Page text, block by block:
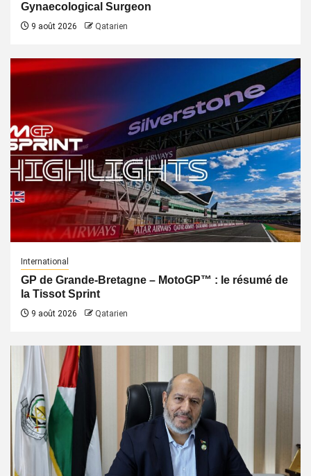
Gynaecological Surgeon
9 août 2026 Qatarien
International
GP de Grande-Bretagne – MotoGP™ : le résumé de
la Tissot Sprint
9 août 2026 Qatarien